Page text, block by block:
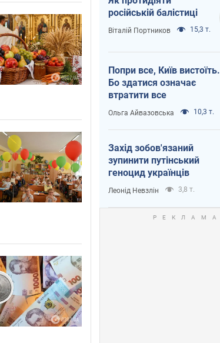
російській балістиці
Віталій Портников 15,3 т.
Попри все, Київ вистоїть.
Бо здатися означає
втратити все
Ольга Айвазовська 10,3 т.
Захід зобов'язаний
зупинити путінський
геноцид українців
Леонід Невзлін 3,8 т.